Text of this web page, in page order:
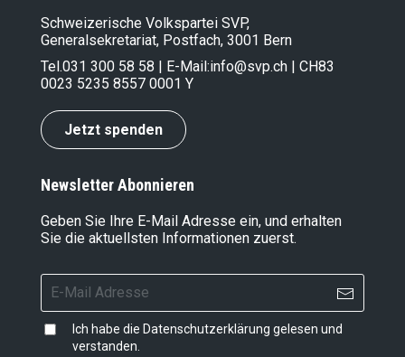
Schweizerische Volkspartei SVP,
Generalsekretariat, Postfach, 3001 Bern
Tel.031 300 58 58 | E-Mail:info@svp.ch | CH83
0023 5235 8557 0001 Y
Jetzt spenden
Newsletter Abonnieren
Geben Sie Ihre E-Mail Adresse ein, und erhalten
Sie die aktuellsten Informationen zuerst.
Ich habe die Datenschutzerklärung gelesen und
verstanden.